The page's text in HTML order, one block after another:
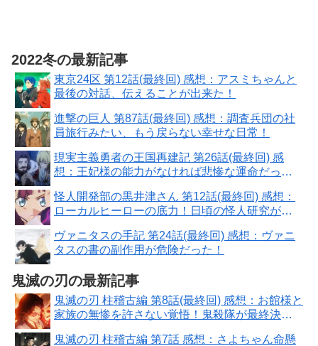
2022冬の最新記事
東京24区 第12話(最終回) 感想：アスミちゃんと
最後の対話、伝えることが出来た！
進撃の巨人 第87話(最終回) 感想：調査兵団の社
員旅行みたい、もう戻らない幸せな日常！
現実主義勇者の王国再建記 第26話(最終回) 感
想：王妃様の能力がなければ悲惨な運命だった
怪人開発部の黒井津さん 第12話(最終回) 感想：
ローカルヒーローの底力！日頃の怪人研究が実
ヴァニタスの手記 第24話(最終回) 感想：ヴァニ
タスの書の副作用が危険だった！
鬼滅の刃の最新記事
鬼滅の刃 柱稽古編 第8話(最終回) 感想：お館様と
家族の無惨を許さない覚悟！鬼殺隊が最終決戦
鬼滅の刃 柱稽古編 第7話 感想：さよちゃん命懸